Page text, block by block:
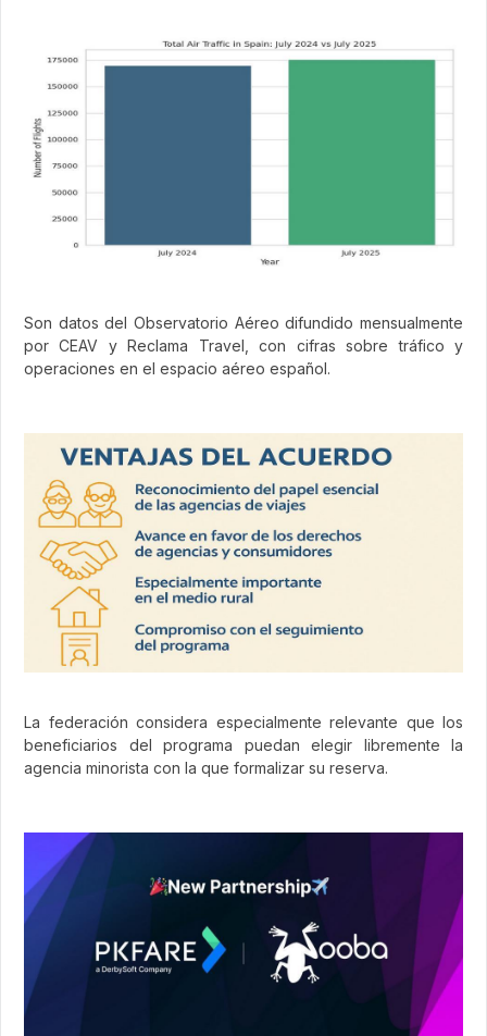
Son datos del Observatorio Aéreo difundido mensualmente
por CEAV y Reclama Travel, con cifras sobre tráfico y
operaciones en el espacio aéreo español.
La federación considera especialmente relevante que los
beneficiarios del programa puedan elegir libremente la
agencia minorista con la que formalizar su reserva.